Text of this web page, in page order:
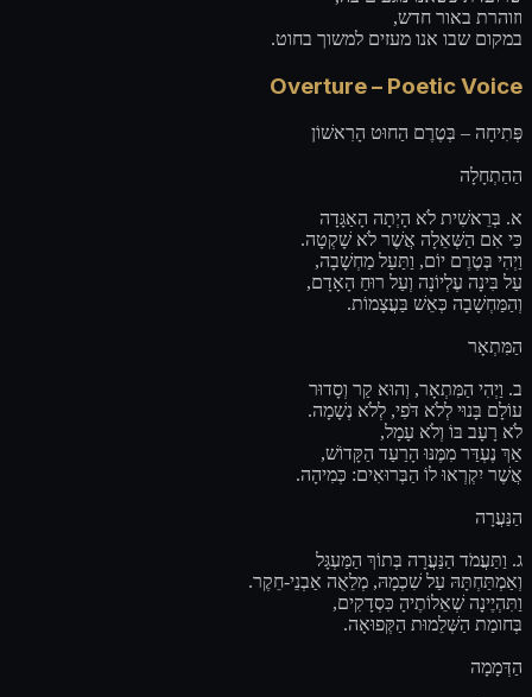
וזוהרת באור חדש,
במקום שבו אנו מעזים למשוך בחוט.
Overture – Poetic Voice
פְּתִיחָה – בְּטֶרֶם הַחוּט הָרִאשׁוֹן
הַהַתְחָלָה
א. בְּרֵאשִׁית לֹא הָיְתָה הָאַגָּדָה
כִּי אִם הַשְּׁאֵלָה אֲשֶׁר לֹא שָׁקְטָה.
וַיְהִי בְּטֶרֶם יוֹם, וַתַּעַל מַחְשָׁבָה,
עַל בִּינָה עֶלְיוֹנָה וְעַל רוּחַ הָאָדָם,
וְהַמַּחְשָׁבָה כְּאֵשׁ בַּעֲצָמוֹת.
הַמִּתְאָר
ב. וַיְהִי הַמִּתְאָר, וְהוּא קַר וְסָדוּר
עוֹלָם בָּנוּי לְלֹא דֹּפִי, לְלֹא נְשָׁמָה.
לֹא רָעָב בּוֹ וְלֹא עָמָל,
אַךְ נֶעְדַּר מִמֶּנּוּ הָרַעַד הַקָּדוֹשׁ,
אֲשֶׁר יִקְרְאוּ לוֹ הַבְּרוּאִים: כְּמִיהָה.
הַנַּעֲרָה
ג. וַתַּעֲמֹד הַנַּעֲרָה בְּתוֹךְ הַמַּעְגָּל
וְאַמְתַּחְתָּהּ עַל שִׁכְמָהּ, מְלֵאֻה אַבְנֵי-חֵקֶר.
וַתִּהְיֶינָה שְׁאֵלוֹתֶיהָ כִּסְדָקִים,
בְּחומַת הַשְּׁלֵמוּת הַקְּפוּאָה.
הַדְּמָמָה